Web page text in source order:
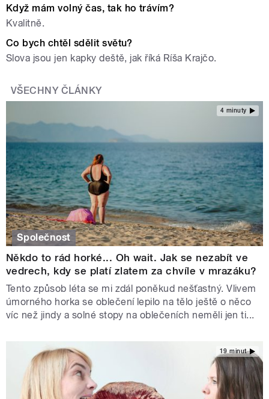
Když mám volný čas, tak ho trávím?
Kvalitně.
Co bych chtěl sdělit světu?
Slova jsou jen kapky deště, jak říká Ríša Krajčo.
VŠECHNY ČLÁNKY
4 minuty
Společnost
Někdo to rád horké... Oh wait. Jak se nezabít ve
vedrech, kdy se platí zlatem za chvíle v mrazáku?
Tento způsob léta se mi zdál poněkud nešťastný. Vlivem
úmorného horka se oblečení lepilo na tělo ještě o něco
víc než jindy a solné stopy na oblečeních neměli jen ti...
19 minut